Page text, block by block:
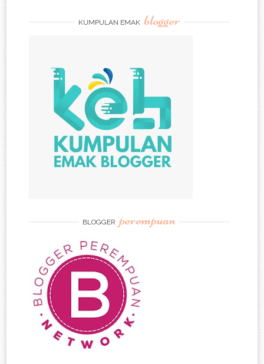
KUMPULAN EMAK blogger
BLOGGER perempuan